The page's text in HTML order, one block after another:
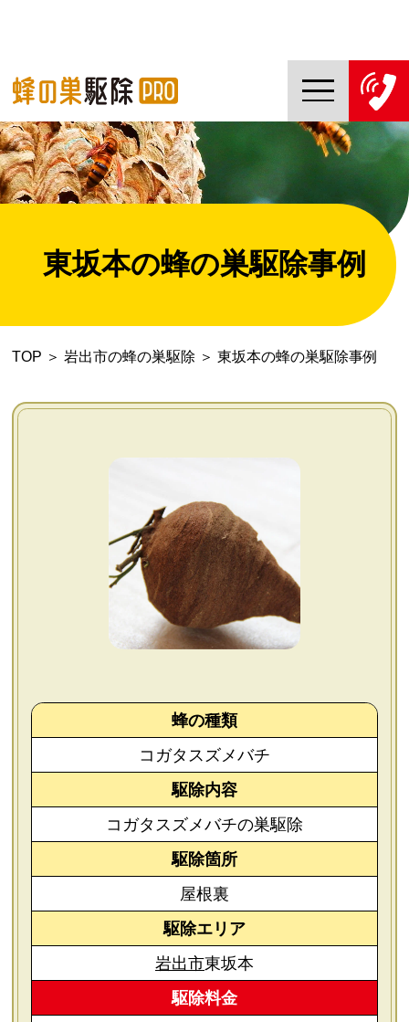
TOP
蜂の巣駆除PROについて
蜂の巣駆除ご依頼の流れ
対応エリア一覧
お問い合わせ
個人情報保護方針
東坂本の蜂の巣駆除事例
TOP ＞ 岩出市の蜂の巣駆除 ＞ 東坂本の蜂の巣駆除事例
蜂の種類
コガタスズメバチ
駆除内容
コガタスズメバチの巣駆除
駆除箇所
屋根裏
駆除エリア
岩出市東坂本
駆除料金